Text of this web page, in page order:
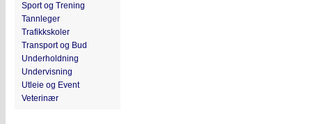
Sport og Trening
Tannleger
Trafikkskoler
Transport og Bud
Underholdning
Undervisning
Utleie og Event
Veterinær